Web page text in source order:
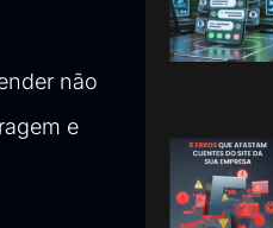
não
e